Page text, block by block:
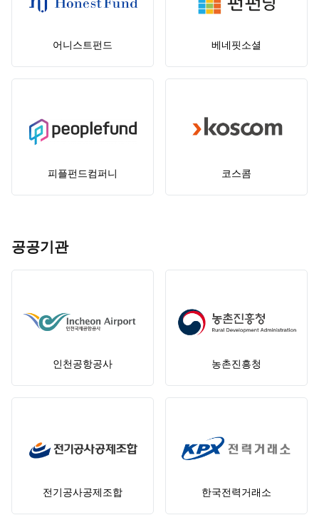
어니스트펀드 베네핏소셜
피플펀드컴퍼니 코스콤
공공기관
인천공항공사 농촌진흥청
전기공사공제조합 한국전력거래소